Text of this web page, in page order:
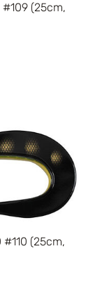
#109 (25cm,
#110 (25cm,